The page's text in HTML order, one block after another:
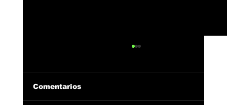
Comentarios